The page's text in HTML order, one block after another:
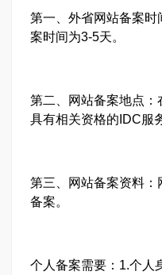
第一、外省网站备案
案时间为3-5天。
第二、网站备案地点
具有相关资格的IDC服
第三、网站备案资料：
备案。
个人备案需要：1.个人